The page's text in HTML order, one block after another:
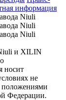
информация
Niuli
и XILIN
носит
не
положениями
Федерации.